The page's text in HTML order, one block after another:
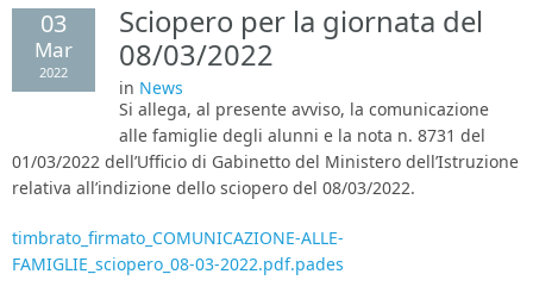
Area Genitori
Contatti e Orari
03
Mar
2022
Sciopero per la giornata del
08/03/2022
in News
Si allega, al presente avviso, la comunicazione
alle famiglie degli alunni e la nota n. 8731 del
01/03/2022 dell’Ufficio di Gabinetto del Ministero dell’Istruzione
relativa all’indizione dello sciopero del 08/03/2022.
timbrato_firmato_COMUNICAZIONE-ALLE-
FAMIGLIE_sciopero_08-03-2022.pdf.pades